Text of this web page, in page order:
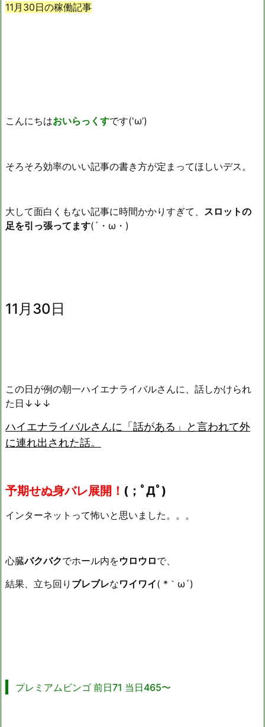
11月30日の稼働記事
こんにちはおいらっくすです('ω’)
そろそろ効率のいい記事の書き方が定まってほしいデス。
大して面白くもない記事に時間かかりすぎて、 スロットの
足を引っ張ってます(´・ω・)
11月30日
この日が例の朝一ハイエナライバルさんに、話しかけられ
た日↓↓↓
ハイエナライバルさんに「話がある」と言われて外
に連れ出された話。
予期せぬ身バレ展開！ (；ﾟДﾟ)
インターネットって怖いと思いました。。。
心臓バクバクでホール内をウロウロで、
結果、立ち回り ブレブレなワイワイ( *｀ω´)
プレミアムビンゴ 前日71 当日465〜